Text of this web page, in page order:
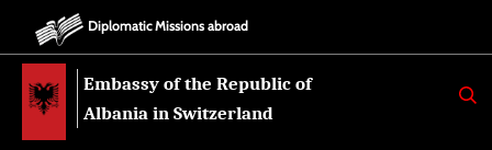
Diplomatic Missions abroad
Embassy of the Republic of
Albania in Switzerland
K
E